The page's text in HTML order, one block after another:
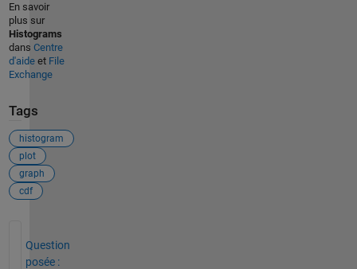
En savoir
plus sur
Histograms
dans Centre
d'aideet File
Exchange
Tags
histogram
plot
graph
cdf
Question
posée :